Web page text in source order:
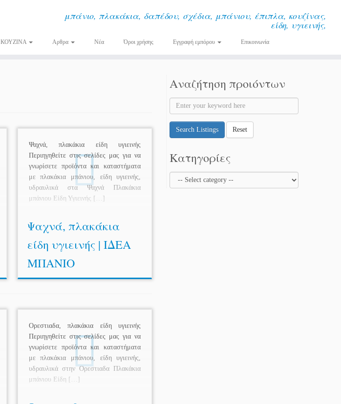
μπάνιο, πλακάκια, δαπέδου, σχέδια, μπάνιου, έπιπλα, κουζίνας,
είδη, υγιεινής,
ΚΟΥΖΙΝΑ Αρθρα Νέα Όροι χρήσης Εγγραφή εμπόρου Επικοινωνία
Ψαχνά, πλακάκια είδη υγιεινής
Περιηγηθείτε στις σελίδες μας για να
γνωρίσετε προϊόντα και καταστήματα
με πλακάκια μπάνιου, είδη υγιεινής,
υδραυλικά στα Ψαχνά Πλακάκια
μπάνιου Είδη Υγιεινής […]
Ψαχνά, πλακάκια
είδη υγιεινής | ΙΔΕΑ
ΜΠΑΝΙΟ
Ορεστιαδα, πλακάκια είδη υγιεινής
Περιηγηθείτε στις σελίδες μας για να
γνωρίσετε προϊόντα και καταστήματα
με πλακάκια μπάνιου, είδη υγιεινής,
υδραυλικά στην Ορεστιαδα Πλακάκια
μπάνιου Είδη […]
Αναζήτηση προιόντων
Search Listings Reset
Κατηγορίες